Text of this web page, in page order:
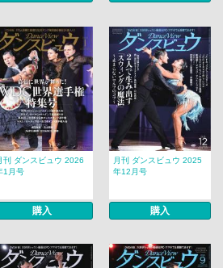
刊 ダンスビュウ 2026
1月号
購入
月刊 ダンスビュウ 2025
年12月号
購入